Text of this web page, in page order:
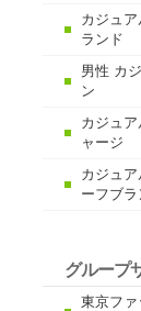
カジュ
ランド
男性 カ
ン
カジュ
ャージ
カジュ
ーフブラ
グループ
東京ファ